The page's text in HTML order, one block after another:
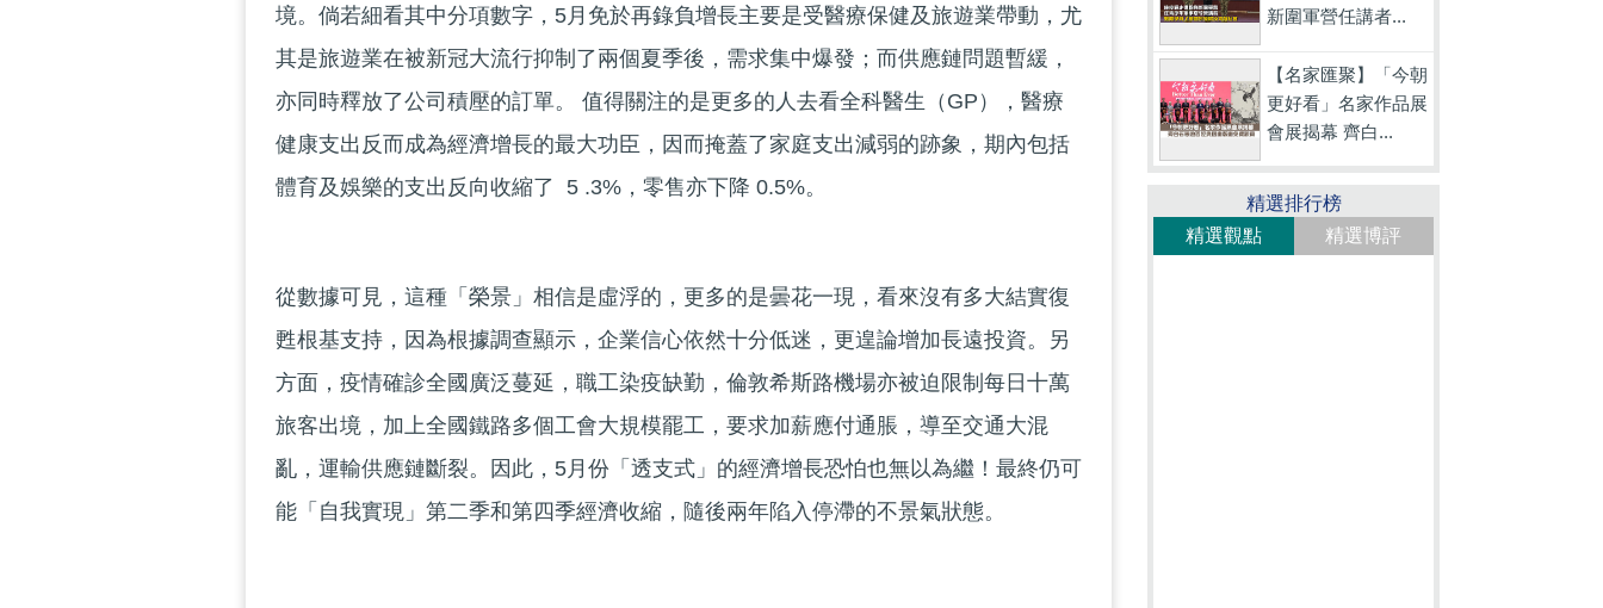
境。倘若細看其中分項數字，5月免於再錄負增長主要是受醫療保健及旅遊業帶動，尤
其是旅遊業在被新冠大流行抑制了兩個夏季後，需求集中爆發；而供應鏈問題暫緩，
亦同時釋放了公司積壓的訂單。 值得關注的是更多的人去看全科醫生（GP），醫療
健康支出反而成為經濟增長的最大功臣，因而掩蓋了家庭支出減弱的跡象，期內包括
體育及娛樂的支出反向收縮了 5 .3%，零售亦下降 0.5%。
從數據可見，這種「榮景」相信是虛浮的，更多的是曇花一現，看來沒有多大結實復
甦根基支持，因為根據調查顯示，企業信心依然十分低迷，更遑論增加長遠投資。另
方面，疫情確診全國廣泛蔓延，職工染疫缺勤，倫敦希斯路機場亦被迫限制每日十萬
旅客出境，加上全國鐵路多個工會大規模罷工，要求加薪應付通脹，導至交通大混
亂，運輸供應鏈斷裂。因此，5月份「透支式」的經濟增長恐怕也無以為繼！最終仍可
能「自我實現」第二季和第四季經濟收縮，隨後兩年陷入停滯的不景氣狀態。
新圍軍營任講者...
【名家匯聚】「今朝
更好看」名家作品展
會展揭幕 齊白...
精選排行榜
精選觀點
精選博評